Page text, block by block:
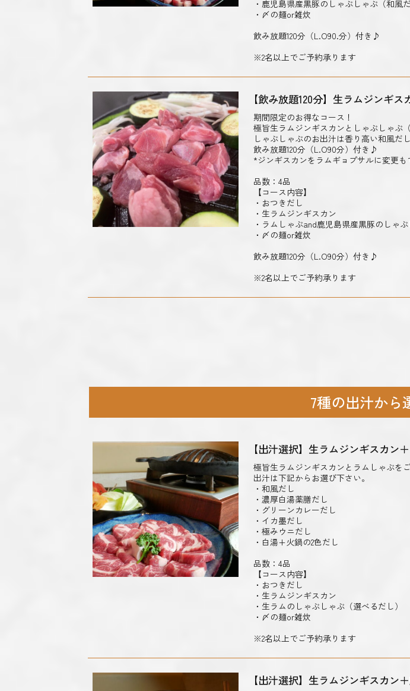
・鹿児島県産黒豚のしゃぶしゃぶ（和風だ
・〆の麺or雑炊
飲み放題120分（L.O90.分）付き♪
※2名以上でご予約承ります
【飲み放題120分】生ラムジンギ
期間限定のお得なコース！
極旨生ラムジンギスカンとしゃぶしゃぶ
しゃぶしゃぶのお出汁は香り高い和風だ
飲み放題120分（L.O90分）付き♪
*ジンギスカンをラムギョプサルに変更も
品数：4品
【コース内容】
・おつきだし
・生ラムジンギスカン
・ラムしゃぶand鹿児島県産黒豚のしゃ
・〆の麺or雑炊
飲み放題120分（L.O90分）付き♪
※2名以上でご予約承ります
7種の出汁から
【出汁選択】生ラムジンギスカン
極旨生ラムジンギスカンとラムしゃぶを
出汁は下記からお選び下さい。
・和風だし
・濃厚白湯薬膳だし
・グリーンカレーだし
・イカ墨だし
・極みウニだし
・白湯+火鍋の2色だし
品数：4品
【コース内容】
・おつきだし
・生ラムジンギスカン
・生ラムのしゃぶしゃぶ（選べるだし）
・〆の麺or雑炊
※2名以上でご予約承ります
【出汁選択】生ラムジンギスカン